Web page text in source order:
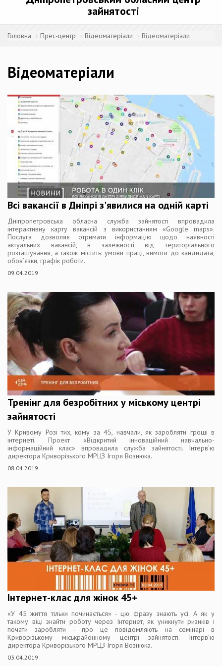
зайнятості
Головна Прес-центр Відеоматеріали Відеоматеріали
Відеоматеріали
Всі вакансії в Дніпрі з'явилися на одній карті
Дніпропетровська обласна служба зайнятості впровадила
інтерактивну карту вакансій з використанням «Google maps».
Послуга дозволяє отримати інформацію щодо наявності
актуальних вакансій, в залежності від територіального
розташування, а також містить: умови праці, вимоги до кандидата,
обов’язки, графік роботи.
09.04.2019
Тренінг для безробітних у міському центрі
зайнятості
У Кривому Розі тих, кому за 45, навчали, як заробляти гроші в
інтернеті. Проект «Відкритий інноваційний навчально-
інформаційний клас» впровадила служба зайнятості. Інтерв’ю
директора Криворізького МРЦЗ Ігоря Вознюка.
08.04.2019
Інтернет-клас для жінок 45+
«У 45 життя тільки починається» - цю фразу знають усі. А як у
такому віці знайти роботу через Інтернет, як уникнути ризиків і
почати заробляти - про це повідомляють на семінарі в
Криворізькому міськрайонному центрі зайнятості. Інтерв’ю
директора Криворізького МРЦЗ Ігоря Вознюка.
03.04.2019